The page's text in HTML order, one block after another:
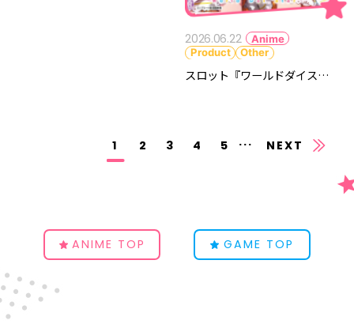
2026.06.22
Anime
Product
Other
スロット『ワールドダイスター』が登場決定！
1 2 3 4 5 ... NEXT
ANIME TOP GAME TOP